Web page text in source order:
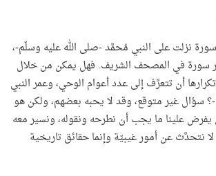
نزلت على النبي مُحمَّد -صلى الله عليه وسلّم-،
سورة في المصحف الشريف. فهل يمكن من خلال
أن تتعرَّف إلى عدد أعوام الوحي، وعمر النبي
؟ سؤال غير متوقع، وقد لا يحبه بعضهم، ولكن هو
يفرض علينا ما يجب أن نطرحه ونقوله، ونسير معه
نتحدَّث عن أمور غيبيّة وإنما حقائق تاريخية